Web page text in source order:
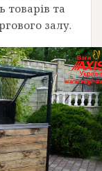
товарів та
залу.